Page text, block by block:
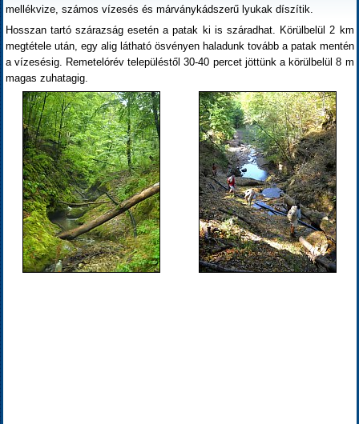
mellékvize, számos vízesés és márványkádszerű lyukak díszítik.
Hosszan tartó szárazság esetén a patak ki is száradhat. Körülbelül 2 km
megtétele után, egy alig látható ösvényen haladunk tovább a patak mentén
a vízesésig. Remetelórév településtől 30-40 percet jöttünk a körülbelül 8 m
magas zuhatagig.